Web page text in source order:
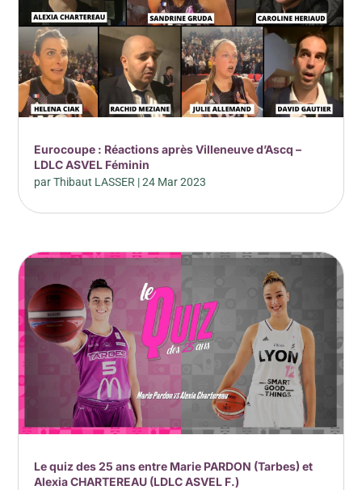
Eurocoupe : Réactions après Villeneuve d’Ascq –
LDLC ASVEL Féminin
parThibaut LASSER |24 Mar 2023
Le quiz des 25 ans entre Marie PARDON (Tarbes) et
Alexia CHARTEREAU (LDLC ASVEL F.)